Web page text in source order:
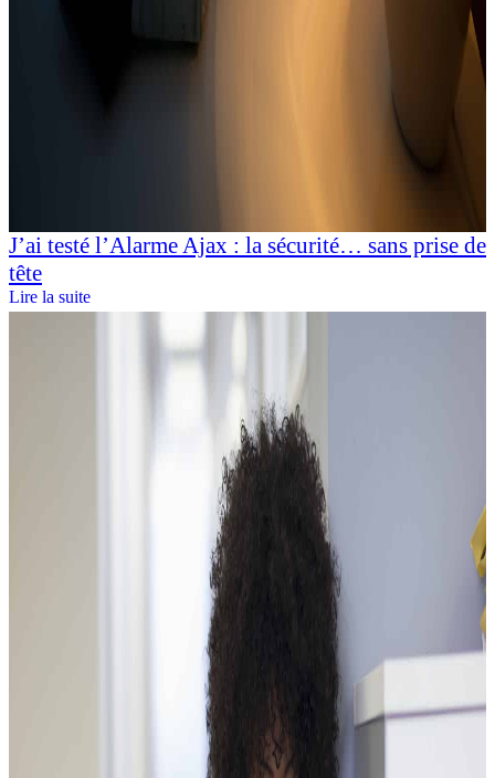
J’ai testé l’Alarme Ajax : la sécurité… sans prise de
tête
Lire la suite